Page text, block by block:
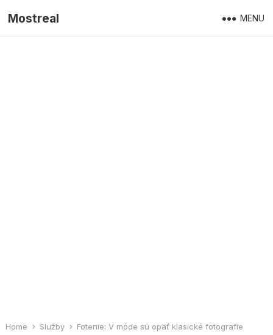
Mostreal MENU
Home Služby Fotenie: V móde sú opäť klasické fotografie